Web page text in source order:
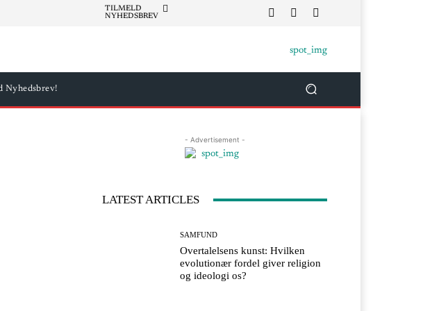
TILMELD
NYHEDSBREV
Nyhedsbrev!
- Advertisement -
LATEST ARTICLES
SAMFUND
Overtalelsens kunst: Hvilken
evolutionær fordel giver religion
og ideologi os?